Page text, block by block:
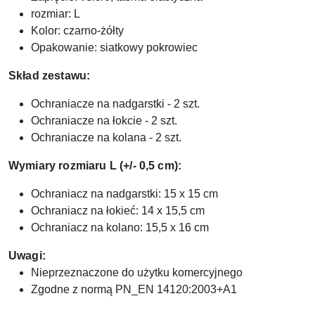
rozmiar: L
Kolor: czarno-żółty
Opakowanie: siatkowy pokrowiec
Skład zestawu:
Ochraniacze na nadgarstki - 2 szt.
Ochraniacze na łokcie - 2 szt.
Ochraniacze na kolana - 2 szt.
Wymiary rozmiaru L (+/- 0,5 cm):
Ochraniacz na nadgarstki: 15 x 15 cm
Ochraniacz na łokieć: 14 x 15,5 cm
Ochraniacz na kolano: 15,5 x 16 cm
Uwagi:
Nieprzeznaczone do użytku komercyjnego
Zgodne z normą PN_EN 14120:2003+A1